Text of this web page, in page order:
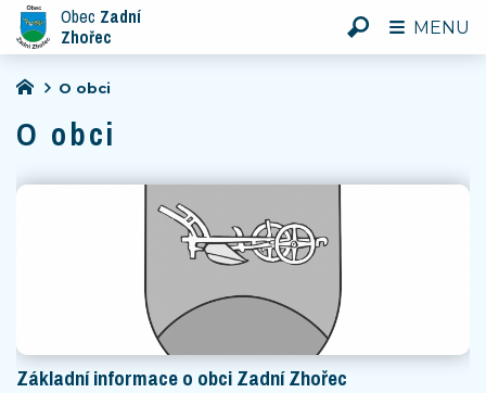
O obci
O obci
Základní informace o obci Zadní Zhořec
Obec Zadní
Zhořec
MENU